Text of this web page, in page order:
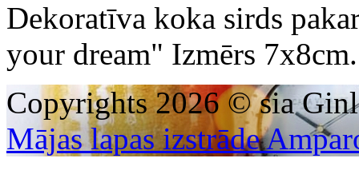
Dekoratīva koka sirds
your dream" Izmērs 7x8cm.
Copyrights 2026 © sia
Mājas lapas izstrāde